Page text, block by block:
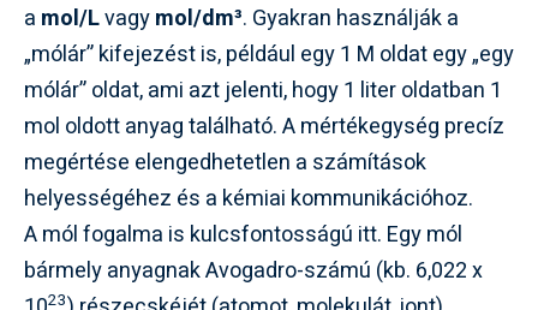
a mol/Lvagymol/dm³. Gyakran használják a
„mólár” kifejezést is, például egy 1 M oldat egy „egy
mólár” oldat, ami azt jelenti, hogy 1 liter oldatban 1
mol oldott anyag található. A mértékegység precíz
megértése elengedhetetlen a számítások
helyességéhez és a kémiai kommunikációhoz.
A mól fogalma is kulcsfontosságú itt. Egy mól
bármely anyagnak Avogadro-számú (kb. 6,022 x
23